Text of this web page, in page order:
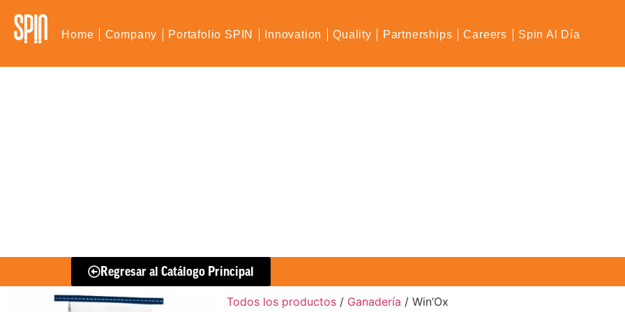
Home Company Portafolio SPIN Innovation Quality Partnerships Careers Spin Al Día
Regresar al Catálogo Principal
Todos los productos/ Ganadería / Win’Ox